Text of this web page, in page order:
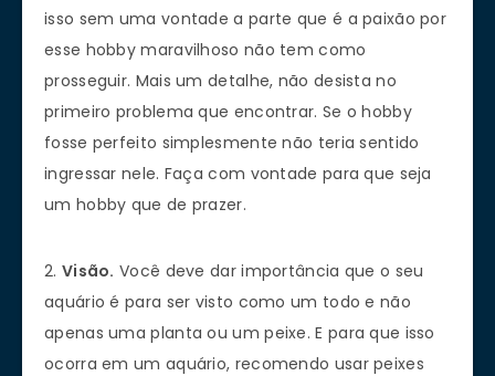
isso sem uma vontade a parte que é a paixão por
esse hobby maravilhoso não tem como
prosseguir. Mais um detalhe, não desista no
primeiro problema que encontrar. Se o hobby
fosse perfeito simplesmente não teria sentido
ingressar nele. Faça com vontade para que seja
um hobby que de prazer.
2. Visão. Você deve dar importância que o seu
aquário é para ser visto como um todo e não
apenas uma planta ou um peixe. E para que isso
ocorra em um aquário, recomendo usar peixes